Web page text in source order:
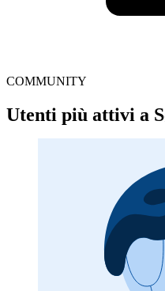
COMMUNITY
Utenti più attivi a